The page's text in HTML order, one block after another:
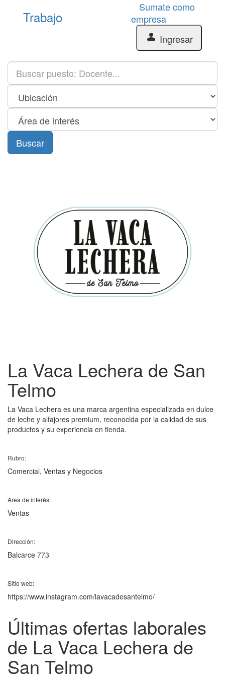
Trabajo
Sumate como
empresa
person Ingresar
Buscar
La Vaca Lechera de San
Telmo
La Vaca Lechera es una marca argentina especializada en dulce
de leche y alfajores premium, reconocida por la calidad de sus
productos y su experiencia en tienda.
Rubro:
Comercial, Ventas y Negocios
Area de interés:
Ventas
Dirección:
Balcarce 773
Sitio web:
https://www.instagram.com/lavacadesantelmo/
Últimas ofertas laborales
de La Vaca Lechera de
San Telmo